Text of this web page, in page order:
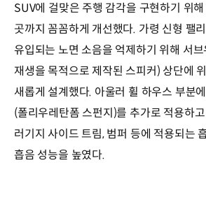
SUV에 걸맞은 주행 감각을 구현하기 위
곳까지 꼼꼼하게 개선했다. 가령 신형 팰
유입되는 노면 소음을 억제하기 위해 서
재생을 목적으로 제작된 스피커) 상단에
새롭게 설계했다. 아울러 휠 하우스 부분
(폴리우레탄폼 스펀지)를 추가로 적용하
러기지 사이드 트림, 범퍼 등에 적용되는
흡음 성능을 높였다.